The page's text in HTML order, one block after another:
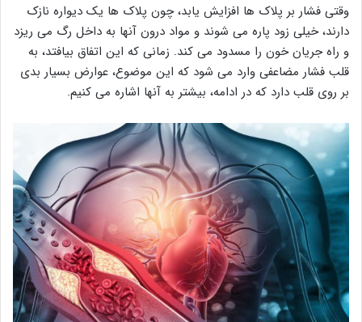
وقتی فشار بر پلاک ها افزایش یابد، چون پلاک ها یک دیواره نازک
دارند، خیلی زود پاره می شوند و مواد درون آنها به داخل رگ می ریزد
و راه جریان خون را مسدود می کند. زمانی که این اتفاق بیافتد، به
قلب فشار مضاعفی وارد می شود که این موضوع، عوارض بسیار بدی
بر روی قلب دارد که در ادامه، بیشتر به آنها اشاره می کنیم.